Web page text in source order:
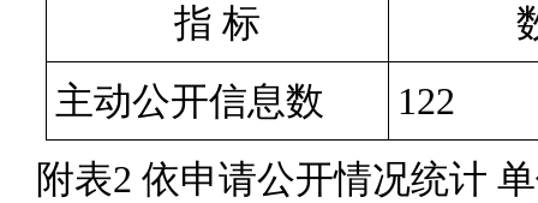
指 标
主动公开信息数
122
附表2 依申请公开情况统计